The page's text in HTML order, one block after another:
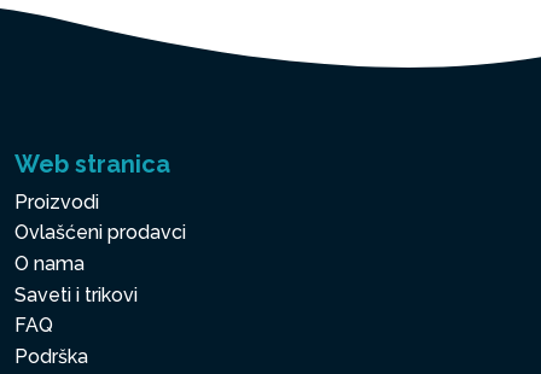
Web stranica
Proizvodi
Ovlašćeni prodavci
O nama
Saveti i trikovi
FAQ
Podrška